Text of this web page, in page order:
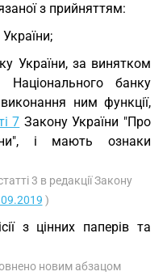
з прийняттям:
України, за винятком
Національного банку
ним функції,
7 Закону України "Про
і мають ознаки
3 в редакції Закону
)
з цінних паперів та
новим абзацом